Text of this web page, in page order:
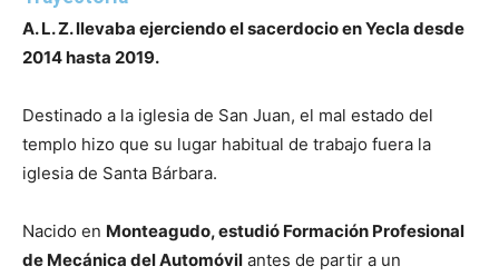
A. L. Z. llevaba ejerciendo el sacerdocio en Yecla desde
2014 hasta 2019.
Destinado a la iglesia de San Juan, el mal estado del
templo hizo que su lugar habitual de trabajo fuera la
iglesia de Santa Bárbara.
Nacido en Monteagudo, estudió Formación Profesional
de Mecánica del Automóvil antes de partir a un